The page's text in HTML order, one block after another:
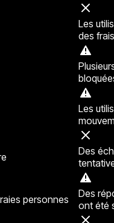
Les
des
Les
Des
personnes
Des
ont été